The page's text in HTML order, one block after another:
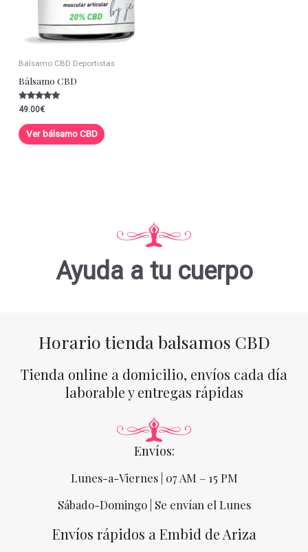
Bálsamo CBD Deportistas
Bálsamo CBD
Valorado con
5.00
de 5
49.00€
Ver bálsamo CBD
Ayuda a tu cuerpo
Horario tienda balsamos CBD
Tienda online a domicilio, envíos cada día
laborable y entregas rápidas
Envíos:
Lunes-a-Viernes | 07 AM – 15 PM
Sábado-Domingo | Se envían el Lunes
Envíos rápidos a Embid de Ariza